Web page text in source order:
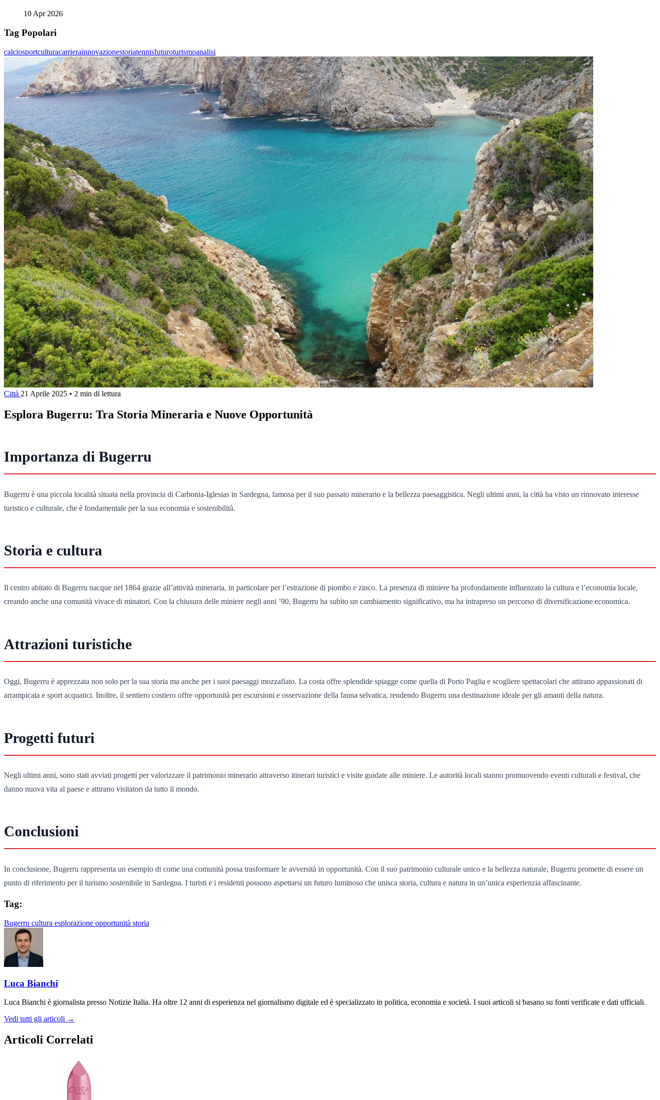
10 Apr 2026
Tag Popolari
calciosportculturacarrierainnovazionestoriatennisfuturoturismoanalisi
Città 21 Aprile 2025 • 2 min di lettura
Esplora Bugerru: Tra Storia Mineraria e Nuove Opportunità
Importanza di Bugerru
Bugerru è una piccola località situata nella provincia di Carbonia-Iglesias in Sardegna, famosa per il suo passato minerario e la bellezza paesaggistica. Negli ultimi anni, la città ha visto un rinnovato interesse
turistico e culturale, che è fondamentale per la sua economia e sostenibilità.
Storia e cultura
Il centro abitato di Bugerru nacque nel 1864 grazie all’attività mineraria, in particolare per l’estrazione di piombo e zinco. La presenza di miniere ha profondamente influenzato la cultura e l’economia locale,
creando anche una comunità vivace di minatori. Con la chiusura delle miniere negli anni ’90, Bugerru ha subito un cambiamento significativo, ma ha intrapreso un percorso di diversificazione economica.
Attrazioni turistiche
Oggi, Bugerru è apprezzata non solo per la sua storia ma anche per i suoi paesaggi mozzafiato. La costa offre splendide spiagge come quella di Porto Paglia e scogliere spettacolari che attirano appassionati di
arrampicata e sport acquatici. Inoltre, il sentiero costiero offre opportunità per escursioni e osservazione della fauna selvatica, rendendo Bugerru una destinazione ideale per gli amanti della natura.
Progetti futuri
Negli ultimi anni, sono stati avviati progetti per valorizzare il patrimonio minerario attraverso itinerari turistici e visite guidate alle miniere. Le autorità locali stanno promuovendo eventi culturali e festival, che
danno nuova vita al paese e attirano visitatori da tutto il mondo.
Conclusioni
In conclusione, Bugerru rappresenta un esempio di come una comunità possa trasformare le avversità in opportunità. Con il suo patrimonio culturale unico e la bellezza naturale, Bugerru promette di essere un
punto di riferimento per il turismo sostenibile in Sardegna. I turisti e i residenti possono aspettarsi un futuro luminoso che unisca storia, cultura e natura in un’unica esperienzia affascinante.
Tag:
Bugerru cultura esplorazione opportunità storia
Luca Bianchi
Luca Bianchi è giornalista presso Notizie Italia. Ha oltre 12 anni di esperienza nel giornalismo digitale ed è specializzato in politica, economia e società. I suoi articoli si basano su fonti verificate e dati ufficiali.
Vedi tutti gli articoli →
Articoli Correlati